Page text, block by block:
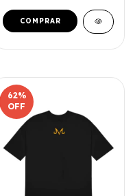
COMPRAR
62%
OFF